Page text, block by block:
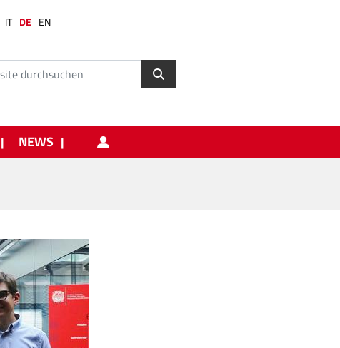
IT DE EN
NEWS